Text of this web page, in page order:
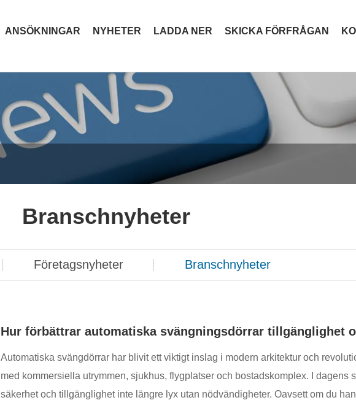
ANSÖKNINGAR NYHETER LADDA NER SKICKA FÖRFRÅGAN
Branschnyheter
Företagsnyheter Branschnyheter
Hur förbättrar automatiska svängningsdörrar tillgänglighet
Automatiska svängdörrar har blivit ett viktigt inslag i modern arkitektur och
med kommersiella utrymmen, sjukhus, flygplatser och bostadskomplex. I dagens
säkerhet och tillgänglighet inte längre lyx utan nödvändigheter. Oavsett om du